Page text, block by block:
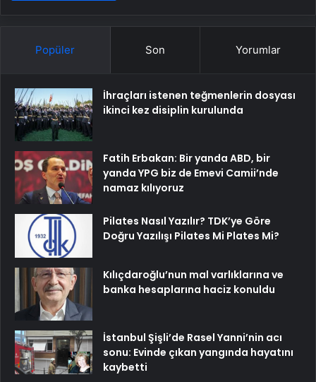
Popüler Son Yorumlar
İhraçları istenen teğmenlerin dosyası
ikinci kez disiplin kurulunda
Fatih Erbakan: Bir yanda ABD, bir
yanda YPG biz de Emevi Camii’nde
namaz kılıyoruz
Pilates Nasıl Yazılır? TDK’ye Göre
Doğru Yazılışı Pilates Mi Plates Mi?
Kılıçdaroğlu’nun mal varlıklarına ve
banka hesaplarına haciz konuldu
İstanbul Şişli’de Rasel Yanni’nin acı
sonu: Evinde çıkan yangında hayatını
kaybetti